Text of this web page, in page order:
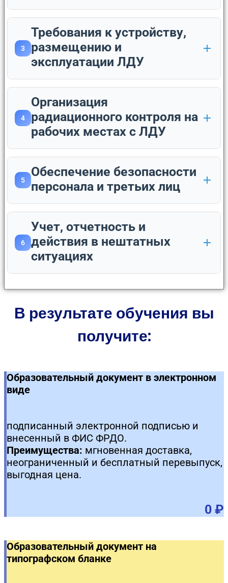
3
Требования к устройству,
размещению и
эксплуатации ЛДУ
4
Организация
радиационного контроля на
рабочих местах с ЛДУ
5
Обеспечение безопасности
персонала и третьих лиц
6
Учет, отчетность и
действия в нештатных
ситуациях
В результате обучения вы
получите:
Образовательный документ в электронном
виде
подписанный электронной подписью и
внесенный в ФИС ФРДО.
Преимущества: мгновенная доставка,
неограниченный и бесплатный перевыпуск,
выгодная цена.
0 ₽
Образовательный документ на
типографском бланке